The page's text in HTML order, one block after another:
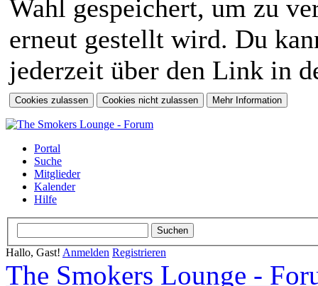
Wahl gespeichert, um zu
erneut gestellt wird. Du
jederzeit über den Link in
Portal
Suche
Mitglieder
Kalender
Hilfe
Hallo, Gast! Anmelden Registrieren
The Smokers Lounge -